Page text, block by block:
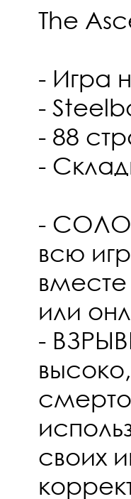
The
- Игра
-
- 88
-
- СОЛО
всю
или
-
своих